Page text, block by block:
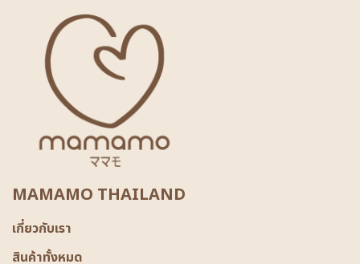
MAMAMO THAILAND
เกี่ยวกับเรา
สินค้าทั้งหมด